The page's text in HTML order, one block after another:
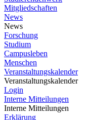
Mitgliedschaften
News
News
Forschung
Studium
Campusleben
Menschen
Veranstaltungskalender
Veranstaltungskalender
Login
Interne Mitteilungen
Interne Mitteilungen
Erklärung